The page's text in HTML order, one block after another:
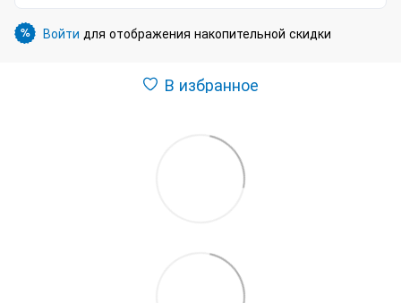
% Войти для отображения накопительной скидки
В избранное